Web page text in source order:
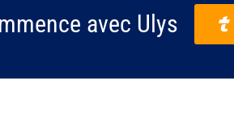
avec Ulys